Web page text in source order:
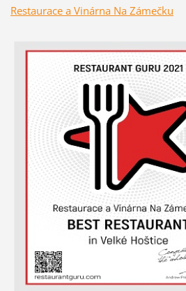
Restaurace a Vinárna Na Zámečku